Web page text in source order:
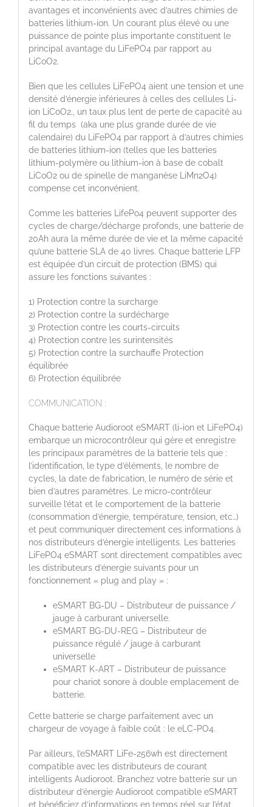
avantages et inconvénients avec d’autres chimies de
batteries lithium-ion. Un courant plus élevé ou une
puissance de pointe plus importante constituent le
principal avantage du LiFePO4 par rapport au
LiCoO2.
Bien que les cellules LiFePO4 aient une tension et une
densité d’énergie inférieures à celles des cellules Li-
ion LiCoO2., un taux plus lent de perte de capacité au
fil du temps (aka une plus grande durée de vie
calendaire) du LiFePO4 par rapport à d’autres chimies
de batteries lithium-ion (telles que les batteries
lithium-polymère ou lithium-ion à base de cobalt
LiCoO2 ou de spinelle de manganèse LiMn2O4)
compense cet inconvénient.
Comme les batteries LifePo4 peuvent supporter des
cycles de charge/décharge profonds, une batterie de
20Ah aura la même durée de vie et la même capacité
qu’une batterie SLA de 40 livres. Chaque batterie LFP
est équipée d’un circuit de protection (BMS) qui
assure les fonctions suivantes :
1) Protection contre la surcharge
2) Protection contre la surdécharge
3) Protection contre les courts-circuits
4) Protection contre les surintensités
5) Protection contre la surchauffe Protection
équilibrée
6) Protection équilibrée
COMMUNICATION :
Chaque batterie Audioroot eSMART (li-ion et LiFePO4)
embarque un microcontrôleur qui gère et enregistre
les principaux paramètres de la batterie tels que :
l’identification, le type d’éléments, le nombre de
cycles, la date de fabrication, le numéro de série et
bien d’autres paramètres. Le micro-contrôleur
surveille l’état et le comportement de la batterie
(consommation d’énergie, température, tension, etc…)
et peut communiquer directement ces informations à
nos distributeurs d’énergie intelligents. Les batteries
LiFePO4 eSMART sont directement compatibles avec
les distributeurs d’énergie suivants pour un
fonctionnement « plug and play » :
eSMART BG-DU – Distributeur de puissance /
jauge à carburant universelle.
eSMART BG-DU-REG – Distributeur de
puissance régulé / jauge à carburant
universelle
eSMART K-ART – Distributeur de puissance
pour chariot sonore à double emplacement de
batterie.
Cette batterie se charge parfaitement avec un
chargeur de voyage à faible coût : le eLC-PO4.
Par ailleurs, l’eSMART LiFe-256wh est directement
compatible avec les distributeurs de courant
intelligents Audioroot. Branchez votre batterie sur un
distributeur d’énergie Audioroot compatible eSMART
et bénéficiez d’informations en temps réel sur l’état